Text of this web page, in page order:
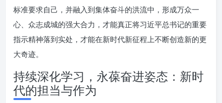
标准要求自己，并融入到集体奋斗的洪流中，形成万众一
心、众志成城的强大合力，才能真正将习近平总书记的重要
指示精神落到实处，才能在新时代新征程上不断创造新的更
大奇迹。
持续深化学习，永葆奋进姿态：新时
代的担当与作为